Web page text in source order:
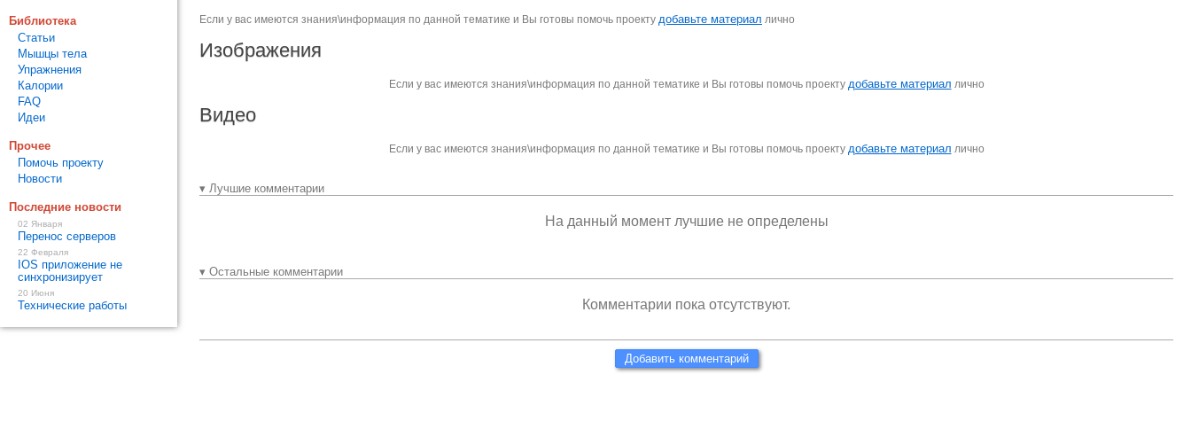
Если у вас имеются знания\информация по данной тематике и Вы готовы помочь проекту добавьте материал лично
Изображения
Если у вас имеются знания\информация по данной тематике и Вы готовы помочь проекту добавьте материал лично
Видео
Если у вас имеются знания\информация по данной тематике и Вы готовы помочь проекту добавьте материал лично
▾ Лучшие комментарии
На данный момент лучшие не определены
▾ Остальные комментарии
Комментарии пока отсутствуют.
Добавить комментарий
Библиотека
Статьи
Мышцы тела
Упражнения
Калории
FAQ
Идеи
Прочее
Помочь проекту
Новости
Последние новости
02 Января
Перенос серверов
22 Февраля
IOS приложение не
синхронизирует
20 Июня
Технические работы